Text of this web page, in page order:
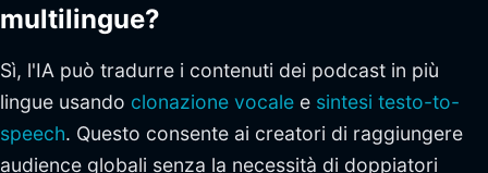
multilingue?
Sì, l'IA può tradurre i contenuti dei podcast in più
lingue usando clonazione vocale e sintesi testo-to-
speech. Questo consente ai creatori di raggiungere
audience globali senza la necessità di doppiatori